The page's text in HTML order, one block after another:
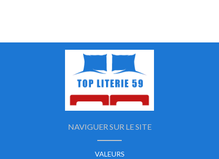
NAVIGUER SUR LE SITE
VALEURS